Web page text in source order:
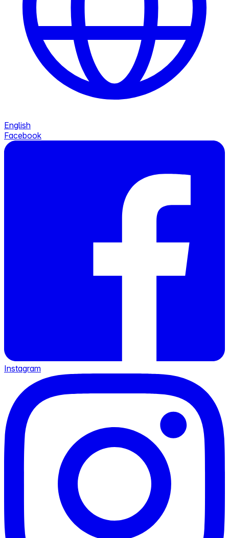
English
Facebook
Instagram